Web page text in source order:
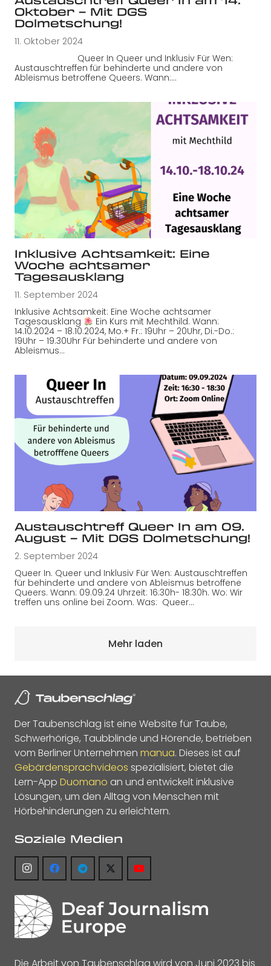
Oktober – Mit DGS
Dolmetschung!
11. Oktober 2024
Queer In Queer und Inklusiv Für Wen:
Austauschtreffen für behinderte und andere von
Ableismus betroffene Queers. Wann:…
Inklusive Achtsamkeit: Eine
Woche achtsamer
Tagesausklang
11. September 2024
Inklusive Achtsamkeit: Eine Woche achtsamer
Tagesausklang
Ein Kurs mit Mechthild. Wann:
14.10.2024 – 18.10.2024, Mo.+ Fr.: 19Uhr – 20Uhr, Di.-Do.:
19Uhr – 19.30Uhr Für behinderte und andere von
Ableismus…
Austauschtreff Queer In am 09.
August – Mit DGS Dolmetschung!
2. September 2024
Queer In. Queer und Inklusiv Für Wen: Austauschtreffen
für behinderte und andere von Ableismus betroffene
Queers. Wann: 09.09.24 Uhrzeit: 16:30h- 18:30h. Wo: Wir
treffen uns online bei Zoom. Was: Queer…
Mehr laden
Der Taubenschlag ist eine Website für Taube,
Schwerhörige, Taubblinde und Hörende, betrieben
vom Berliner Unternehmen manua. Dieses ist auf
Gebärdensprachvideos spezialisiert, bietet die
Lern-App Duomano an und entwickelt inklusive
Lösungen, um den Alltag von Menschen mit
Hörbehinderungen zu erleichtern.
Soziale Medien
Die Arbeit von Taubenschlag wird von Juni 2023 bis